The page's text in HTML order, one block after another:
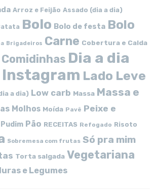
Arroz e Feijão Assado (dia a dia)
Bolo Bolo de festa Bolo
Brigadeiros Carne Cobertura e Calda
Comidinhas Dia a dia
Instagram Lado Leve
a dia) Low carb Massa Massa e
Molhos Moída Pavê Peixe e
Pudim Pão RECEITAS Refogado Risoto
Sobremesa com frutas Só pra mim
Torta salgada Vegetariana
e Legumes